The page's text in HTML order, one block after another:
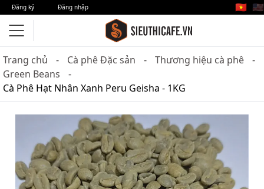
Đăng ký Đăng nhập 🇻🇳 🇺🇸
Trang chủ Cà phê Đặc sản
Thương hiệu cà phê
Green Beans
Cà Phê Hạt Nhân Xanh Peru Geisha - 1KG